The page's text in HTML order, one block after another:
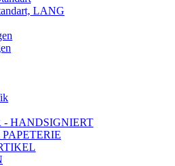
LANG
- HANDSIGNIERT